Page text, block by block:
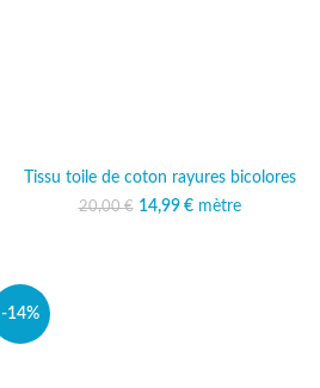
Tissu toile de coton rayures bicolores
20,00€
Le prix initial était :
14,99 € Le prix actuel est :
mètre
-14%